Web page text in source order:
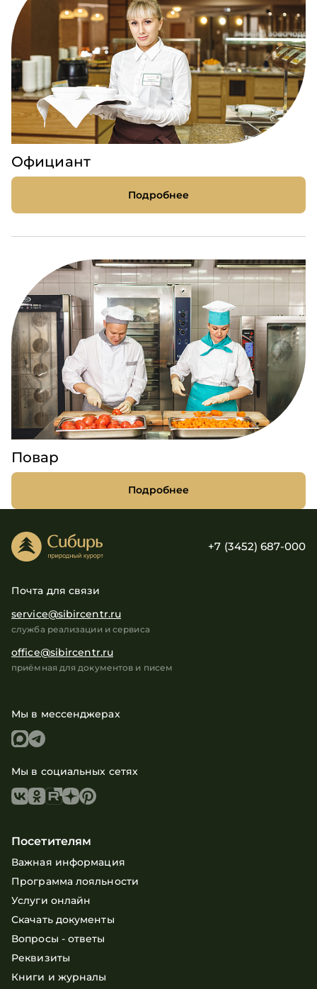
Официант
Подробнее
Повар
Подробнее
+7 (3452) 687-000
Почта для связи
service@sibircentr.ru
служба реализации и сервиса
office@sibircentr.ru
приёмная для документов и писем
Мы в мессенджерах
Мы в социальных сетях
Посетителям
Важная информация
Программа лояльности
Услуги онлайн
Скачать документы
Вопросы - ответы
Реквизиты
Книги и журналы